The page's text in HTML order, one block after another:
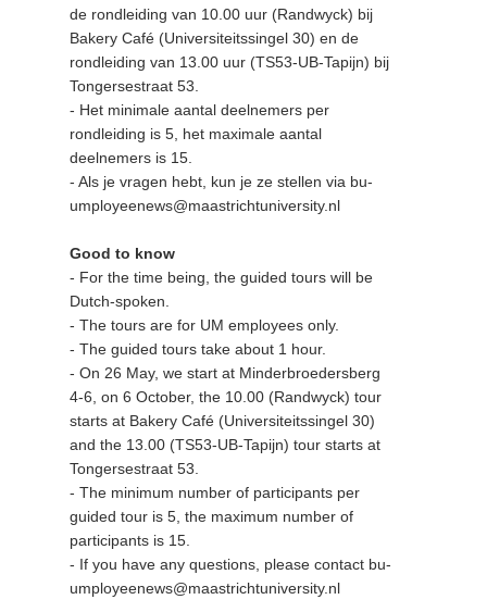
de rondleiding van 10.00 uur (Randwyck) bij
Bakery Café (Universiteitssingel 30) en de
rondleiding van 13.00 uur (TS53-UB-Tapijn) bij
Tongersestraat 53.
- Het minimale aantal deelnemers per
rondleiding is 5, het maximale aantal
deelnemers is 15.
- Als je vragen hebt, kun je ze stellen via bu-
umployeenews@maastrichtuniversity.nl
Good to know
- For the time being, the guided tours will be
Dutch-spoken.
- The tours are for UM employees only.
- The guided tours take about 1 hour.
- On 26 May, we start at Minderbroedersberg
4-6, on 6 October, the 10.00 (Randwyck) tour
starts at Bakery Café (Universiteitssingel 30)
and the 13.00 (TS53-UB-Tapijn) tour starts at
Tongersestraat 53.
- The minimum number of participants per
guided tour is 5, the maximum number of
participants is 15.
- If you have any questions, please contact bu-
umployeenews@maastrichtuniversity.nl